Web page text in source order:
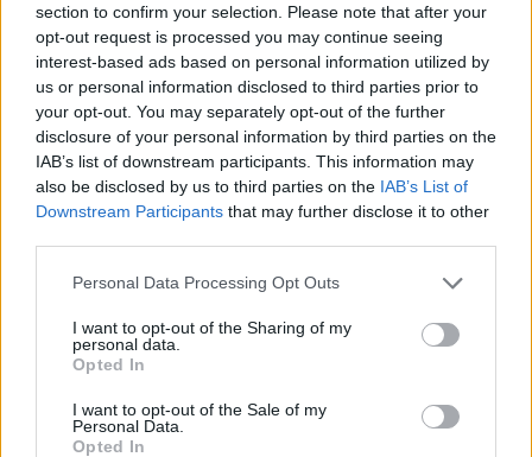
section to confirm your selection. Please note that after your
opt-out request is processed you may continue seeing
interest-based ads based on personal information utilized by
us or personal information disclosed to third parties prior to
your opt-out. You may separately opt-out of the further
disclosure of your personal information by third parties on the
IAB’s list of downstream participants. This information may
also be disclosed by us to third parties on the IAB’s List of
Downstream Participants that may further disclose it to other
Please note that this website/app uses one or more Google
not limited to your visit or usage behaviour. You may click to
grant or deny consent to Google and its third-party tags to
use your data for below specified purposes in below Google
consent section.
Personal Data Processing Opt Outs
I want to opt-out of the Sharing of my
personal data.
Opted In
I want to opt-out of the Sale of my
Personal Data.
Opted In
ΤΕΧΝΟΛΟΓΙΑ & ΕΠΙΣΤΗΜΗ
Πανσέληνος Ιουλίου: Απόψε το «Φεγγάρι του
Ελαφιού» – Τι ώρα ανατέλλει
29/07/2026 - 2:10μμ